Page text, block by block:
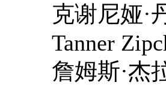
娅·丹妮拉·
Zipchen
·杰拉尔德